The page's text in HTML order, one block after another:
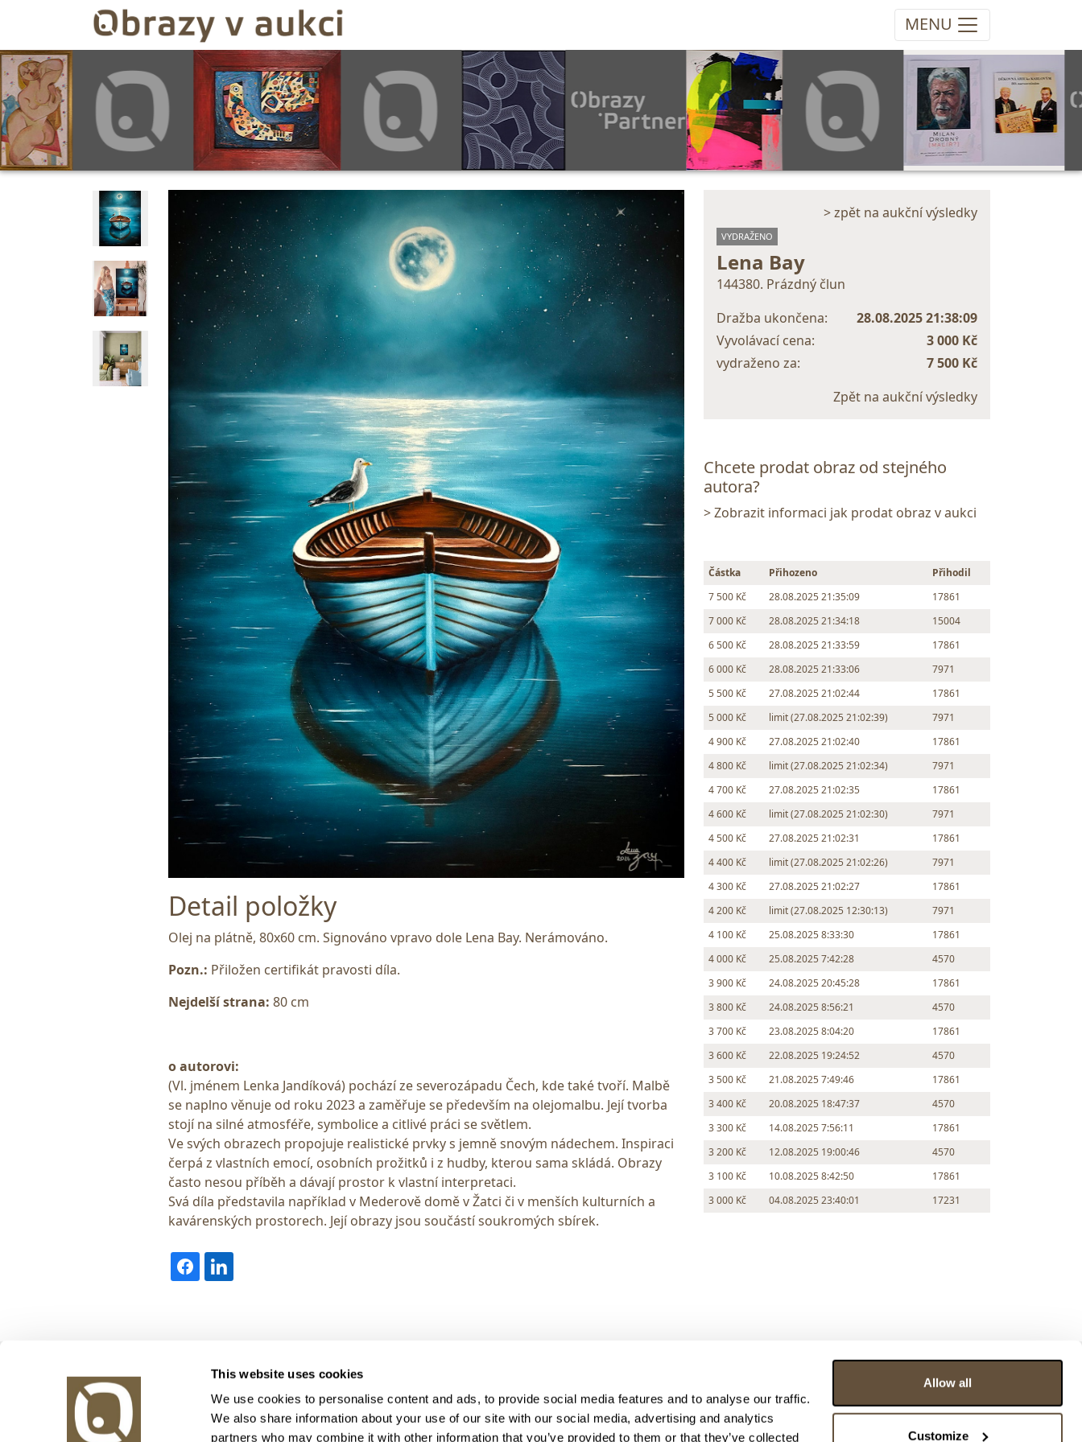
This website uses cookies
We use cookies to personalise content and ads, to provide social media features and to analyse our traffic.
We also share information about your use of our site with our social media, advertising and analytics
partners who may combine it with other information that you’ve provided to them or that they’ve collected
Allow all
Customize
MENU
Detail položky
Olej na plátně, 80x60 cm. Signováno vpravo dole Lena Bay. Nerámováno.
Pozn.: Přiložen certifikát pravosti díla.
Nejdelší strana: 80 cm
o autorovi:
(Vl. jménem Lenka Jandíková) pochází ze severozápadu Čech, kde také tvoří. Malbě
se naplno věnuje od roku 2023 a zaměřuje se především na olejomalbu. Její tvorba
stojí na silné atmosféře, symbolice a citlivé práci se světlem.
Ve svých obrazech propojuje realistické prvky s jemně snovým nádechem. Inspiraci
čerpá z vlastních emocí, osobních prožitků i z hudby, kterou sama skládá. Obrazy
často nesou příběh a dávají prostor k vlastní interpretaci.
Svá díla představila například v Mederově domě v Žatci či v menších kulturních a
kavárenských prostorech. Její obrazy jsou součástí soukromých sbírek.
> zpět na aukční výsledky
VYDRAŽENO
Lena Bay
144380. Prázdný člun
Dražba ukončena:
28.08.2025 21:38:09
Vyvolávací cena:
3 000 Kč
vydraženo za:
7 500 Kč
Zpět na aukční výsledky
Chcete prodat obraz od stejného
autora?
> Zobrazit informaci jak prodat obraz v aukci
Částka Přihozeno
Přihodil
7 500 Kč
28.08.2025 21:35:09
17861
7 000 Kč
28.08.2025 21:34:18
15004
6 500 Kč
28.08.2025 21:33:59
17861
6 000 Kč
28.08.2025 21:33:06
7971
5 500 Kč
27.08.2025 21:02:44
17861
5 000 Kč
limit (27.08.2025 21:02:39)
7971
4 900 Kč
27.08.2025 21:02:40
17861
4 800 Kč
limit (27.08.2025 21:02:34)
7971
4 700 Kč
27.08.2025 21:02:35
17861
4 600 Kč
limit (27.08.2025 21:02:30)
7971
4 500 Kč
27.08.2025 21:02:31
17861
4 400 Kč
limit (27.08.2025 21:02:26)
7971
4 300 Kč
27.08.2025 21:02:27
17861
4 200 Kč
limit (27.08.2025 12:30:13)
7971
4 100 Kč
25.08.2025 8:33:30
17861
4 000 Kč
25.08.2025 7:42:28
4570
3 900 Kč
24.08.2025 20:45:28
17861
3 800 Kč
24.08.2025 8:56:21
4570
3 700 Kč
23.08.2025 8:04:20
17861
3 600 Kč
22.08.2025 19:24:52
4570
3 500 Kč
21.08.2025 7:49:46
17861
3 400 Kč
20.08.2025 18:47:37
4570
3 300 Kč
14.08.2025 7:56:11
17861
3 200 Kč
12.08.2025 19:00:46
4570
3 100 Kč
10.08.2025 8:42:50
17861
3 000 Kč
04.08.2025 23:40:01 17231
Korunní 972/75
130 00 Praha 3
tel.: +420 800 10 10 10, +420 737 196 183
> Obchodní podmínky
> Kontakty
> GDPR